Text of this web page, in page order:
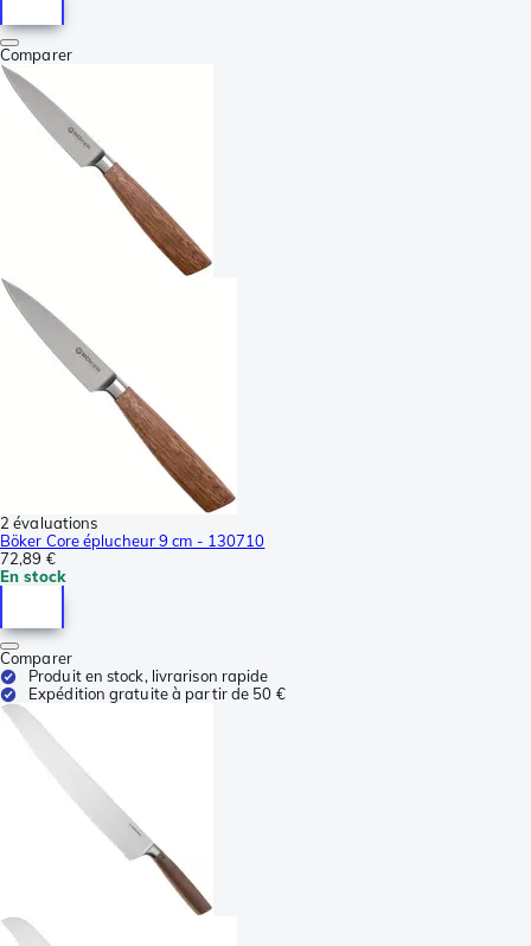
Comparer
2 évaluations
Böker Core éplucheur 9 cm - 130710
72,89 €
En stock
Comparer
Produit en stock, livrarison rapide
Expédition gratuite à partir de 50 €